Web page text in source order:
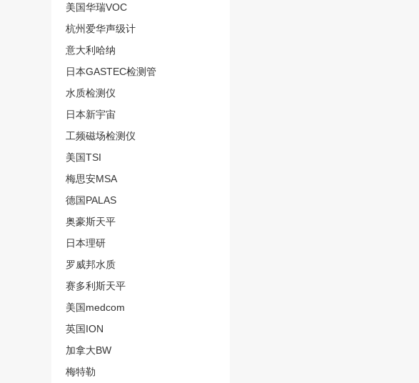
美国华瑞VOC
杭州爱华声级计
意大利哈纳
日本GASTEC检测管
水质检测仪
日本新宇宙
工频磁场检测仪
美国TSI
梅思安MSA
德国PALAS
奥豪斯天平
日本理研
罗威邦水质
赛多利斯天平
美国medcom
英国ION
加拿大BW
梅特勒